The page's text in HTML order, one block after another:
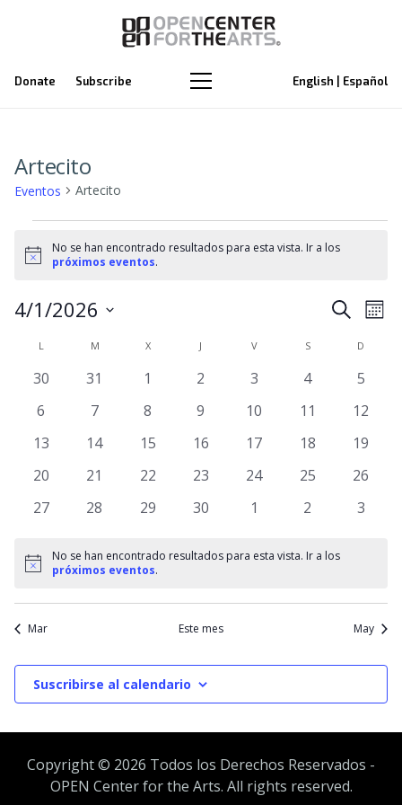
Donate Subscribe English | Español
Artecito
Eventos Artecito
Eventos
Aviso
No se han encontrado resultados para esta vista. Ir a los
próximos eventos.
de
de
Buscar
Mes
4/1/2026
fecha.
Calendario
de
Eventos
LLUNES M XMIÉRCOLESJ VVIERNES SSÁBADO D
0
30
0
31
01
0
2
0
3
0
4
0
5
0
6
0
7
0
8
0
9
010
011
012
013
014
015
016
017
018
019
0
20
0
21
0
22
0
23
0
24
0
25
0
26
0
27
0
28
0
29
0
30
01
0
2
0
3
Aviso
No se han encontrado resultados para esta vista. Ir a los
próximos eventos.
Mar Este mes May
Suscribirse al calendario
Copyright © 2026 Todos los Derechos Reservados -
OPEN Center for the Arts. All rights reserved.